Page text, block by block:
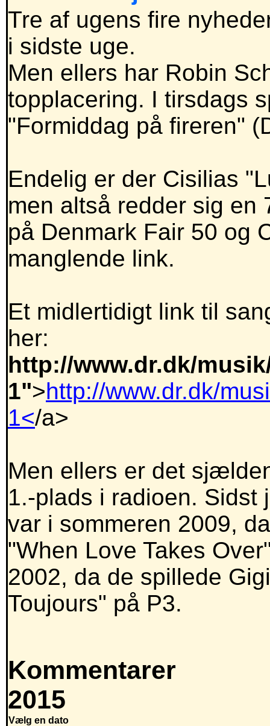
Tre af ugens fire
i sidste uge.
Men ellers har Robin
topplacering. I tirsdags
"Formiddag på fireren"
Endelig er der Cisilias
men altså redder sig en
på Denmark Fair 50 og
manglende link.
Et midlertidigt link til
her:
http://www.dr.dk/
1">http://www.dr.dk/
1</a>
Men ellers er det
1.-plads i radioen. Sidst
var i sommeren 2009,
"When Love Takes
2002, da de spillede
Toujours" på P3.
Kommentarer
2015
Vælg en dato